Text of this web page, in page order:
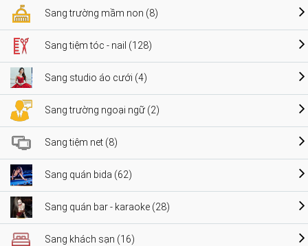
Sang trường mầm non (8)
Sang tiệm tóc - nail (128)
Sang studio áo cưới (4)
Sang trường ngoại ngữ (2)
Sang tiệm net (8)
Sang quán bida (62)
Sang quán bar - karaoke (28)
Sang khách sạn (16)